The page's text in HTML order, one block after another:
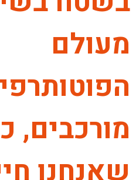
מעולם
מורכבים,
שאנחנו